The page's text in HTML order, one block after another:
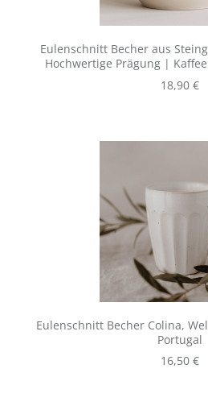
Eulenschnitt Becher aus
Hochwertige Prägung |
18,90 €
Eulenschnitt Becher Colina,
Portugal
16,50 €